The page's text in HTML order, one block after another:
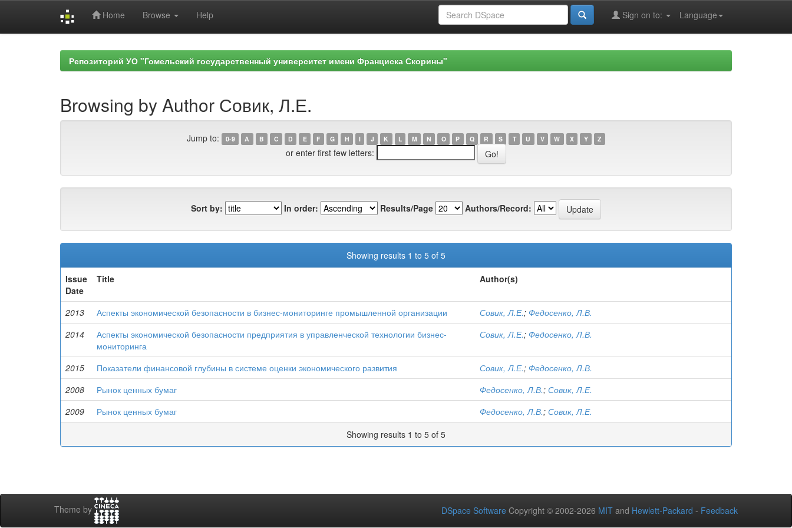
Home Browse Help Language
Sign on to:
Репозиторий УО "Гомельский государственный университет имени Франциска Скорины"
Browsing by Author Совик, Л.Е.
Jump to: 0-9 A B C D E F G H I J K L M N O P Q R S T U V W X Y Z
or enter first few letters:
Sort by: In order: Results/Page Authors/Record:
Showing results 1 to 5 of 5
Issue
Date
Title Author(s)
2013 Аспекты экономической безопасности в бизнес-мониторинге промышленной организации Совик, Л.Е.; Федосенко, Л.В.
2014
Аспекты экономической безопасности предприятия в управленческой технологии бизнес-
мониторинга
Совик, Л.Е.; Федосенко, Л.В.
2015 Показатели финансовой глубины в системе оценки экономического развития Совик, Л.Е.; Федосенко, Л.В.
2008
Рынок ценных бумаг Федосенко, Л.В.; Совик, Л.Е.
2009
Рынок ценных бумаг Федосенко, Л.В.; Совик, Л.Е.
Showing results 1 to 5 of 5
Theme by DSpace Software Copyright © 2002-2026 MIT and Hewlett-Packard - Feedback